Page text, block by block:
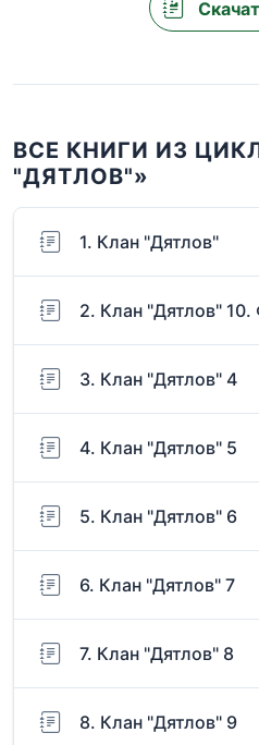
ВСЕ КНИГИ ИЗ
"ДЯТЛОВ"»
1. Клан "Дятлов"
2. Клан "Дятлов" 10.
3. Клан "Дятлов" 4
4. Клан "Дятлов" 5
5. Клан "Дятлов" 6
6. Клан "Дятлов" 7
7. Клан "Дятлов" 8
8. Клан "Дятлов" 9